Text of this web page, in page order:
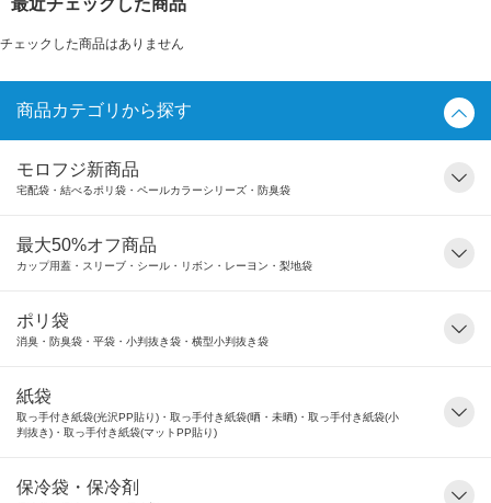
最近チェックした商品
チェックした商品はありません
商品カテゴリから探す
モロフジ新商品
宅配袋・結べるポリ袋・ペールカラーシリーズ・防臭袋
最大50%オフ商品
カップ用蓋・スリーブ・シール・リボン・レーヨン・梨地袋
ポリ袋
消臭・防臭袋・平袋・小判抜き袋・横型小判抜き袋
紙袋
取っ手付き紙袋(光沢PP貼り)・取っ手付き紙袋(晒・未晒)・取っ手付き紙袋(小
判抜き)・取っ手付き紙袋(マットPP貼り)
保冷袋・保冷剤